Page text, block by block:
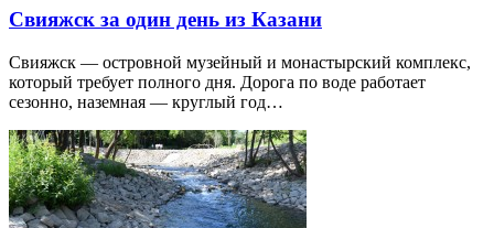
Свияжск за один день из Казани
Свияжск — островной музейный и монастырский комплекс,
который требует полного дня. Дорога по воде работает
сезонно, наземная — круглый год…